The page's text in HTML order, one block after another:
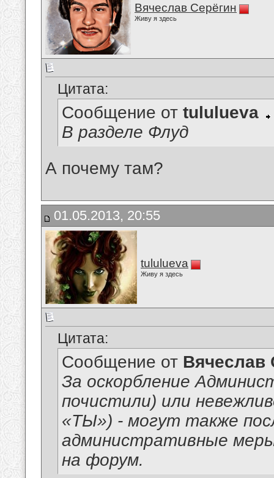
Вячеслав Серёгин
Живу я здесь
Цитата:
Сообщение от tululueva
В разделе Флуд
А почему там?
01.05.2013, 20:55
tululueva
Живу я здесь
Цитата:
Сообщение от Вячеслав
За оскорбление
почистили) или
«ТЫ») - могут также
административные
на форум.